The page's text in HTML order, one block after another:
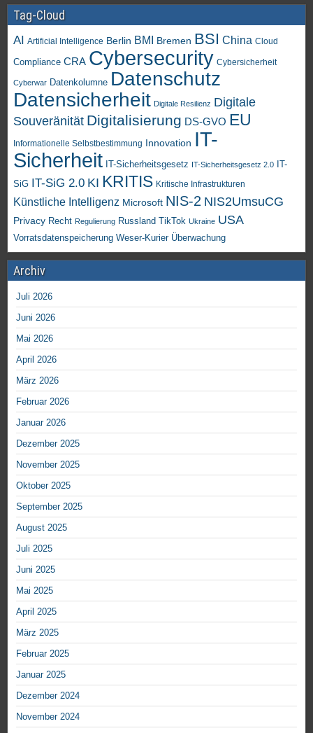
Tag-Cloud
AI Artificial Intelligence Berlin BMI Bremen BSI China Cloud
Compliance CRA Cybersecurity Cybersicherheit
Cyberwar Datenkolumne Datenschutz
Datensicherheit Digitale Resilienz Digitale
Souveränität Digitalisierung DS-GVO EU
Informationelle Selbstbestimmung Innovation IT-
Sicherheit IT-Sicherheitsgesetz IT-Sicherheitsgesetz 2.0
IT-
SiG IT-SiG 2.0 KI KRITIS Kritische Infrastrukturen
Künstliche Intelligenz Microsoft NIS-2 NIS2UmsuCG
Privacy Recht Regulierung Russland TikTok Ukraine USA
Vorratsdatenspeicherung Weser-Kurier Überwachung
Archiv
Juli 2026
Juni 2026
Mai 2026
April 2026
März 2026
Februar 2026
Januar 2026
Dezember 2025
November 2025
Oktober 2025
September 2025
August 2025
Juli 2025
Juni 2025
Mai 2025
April 2025
März 2025
Februar 2025
Januar 2025
Dezember 2024
November 2024